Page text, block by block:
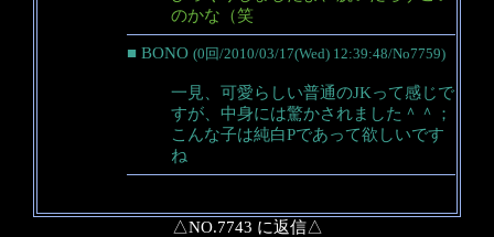
のかな（笑
■ BONO (0回/2010/03/17(Wed) 12:39:48/No7759)
一見、可愛らしい普通のJKって感じで
すが、中身には驚かされました＾＾；
こんな子は純白Pであって欲しいです
ね
△NO.7743 に返信△